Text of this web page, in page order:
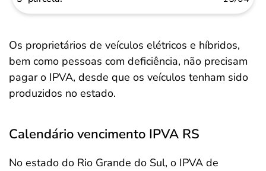
Os proprietários de veículos elétricos e híbridos,
bem como pessoas com deficiência, não precisam
pagar o IPVA, desde que os veículos tenham sido
produzidos no estado.
Calendário vencimento IPVA RS
No estado do Rio Grande do Sul, o IPVA de